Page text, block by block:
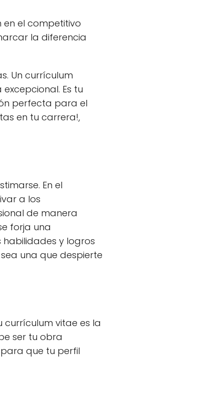
en el competitivo
la diferencia
Un currículum
Es tu
perfecta para el
en tu carrera!,
En el
a los
de manera
forja una
y logros
una que despierte
vitae es la
ser tu obra
que tu perfil